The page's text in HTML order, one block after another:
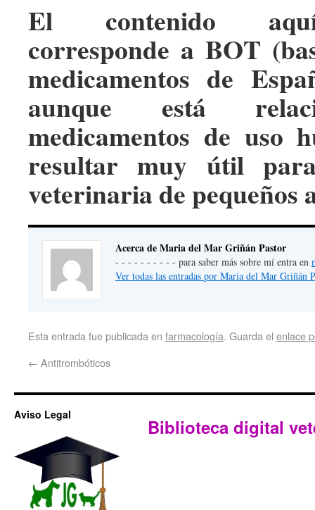
El contenido
corresponde a BOT
medicamentos de
aunque está
medicamentos de uso
resultar muy útil
veterinaria de pequeños
Acerca de Maria del Mar Griñán Pastor
- - - - - - - - - - para saber más sobre mí entra en
Ver todas las entradas por Maria del Mar Griñán
Esta entrada fue publicada en farmacología. Guarda el enlace
← Antitrombóticos
Aviso Legal
Biblioteca digital